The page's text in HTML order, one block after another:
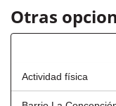
Otras
Actividad física